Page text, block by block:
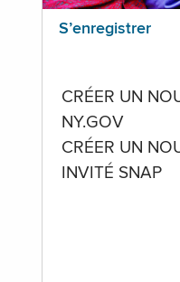
S’enregistrer
CRÉER UN
NY.GOV
CRÉER UN
INVITÉ SNAP